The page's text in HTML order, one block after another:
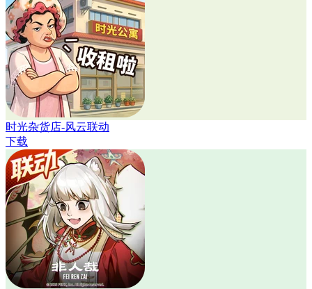
时光杂货店-风云联动
下载